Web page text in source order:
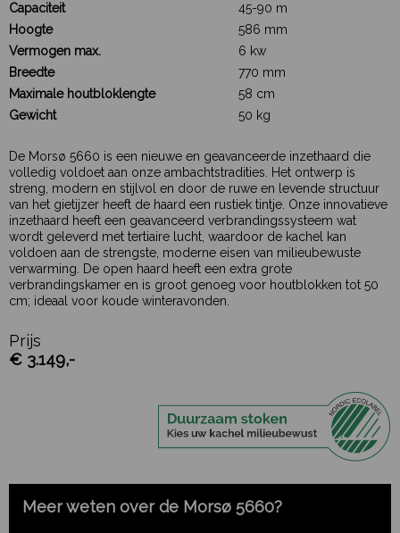
Capaciteit
45-90 m
Hoogte
586 mm
Vermogen max.
6 kw
Breedte
770 mm
Maximale houtbloklengte
58 cm
Gewicht
50 kg
De Morsø 5660 is een nieuwe en geavanceerde inzethaard die
volledig voldoet aan onze ambachtstradities. Het ontwerp is
streng, modern en stijlvol en door de ruwe en levende structuur
van het gietijzer heeft de haard een rustiek tintje. Onze innovatieve
inzethaard heeft een geavanceerd verbrandingssysteem wat
wordt geleverd met tertiaire lucht, waardoor de kachel kan
voldoen aan de strengste, moderne eisen van milieubewuste
verwarming. De open haard heeft een extra grote
verbrandingskamer en is groot genoeg voor houtblokken tot 50
cm; ideaal voor koude winteravonden.
Prijs
€ 3.149,-
Meer weten over de Morsø 5660?